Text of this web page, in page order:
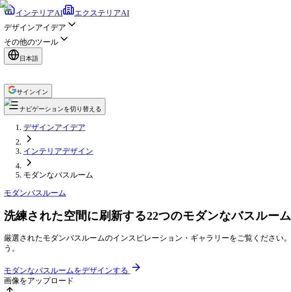
インテリアAI
エクステリアAI
デザインアイデア
その他のツール
日本語
サインイン
ナビゲーションを切り替える
デザインアイデア
インテリアデザイン
モダンなバスルーム
モダンバスルーム
洗練された空間に刷新する22つのモダンなバスルー
厳選されたモダンバスルームのインスピレーション・ギャラリーをご覧くださ
う。
モダンなバスルームをデザインする
画像をアップロード